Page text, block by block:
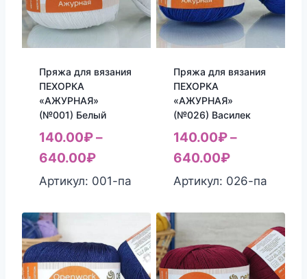
Пряжа для вязания
ПЕХОРКА
«АЖУРНАЯ»
(№001) Белый
140.00₽–
640.00₽
Артикул: 001-па
Пряжа для вязания
ПЕХОРКА
«АЖУРНАЯ»
(№026) Василек
140.00₽–
640.00₽
Артикул: 026-па